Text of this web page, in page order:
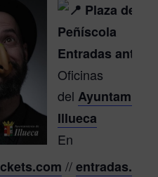
Plaza de
Peñíscola
Entradas
Oficinas
del
Illueca
En
//